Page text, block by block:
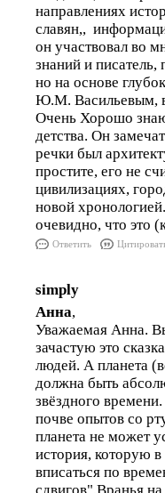
направлениях
славян,,
он участвовал во
знаний и
но на основе
Ю.М. Васильевым,
Очень Хорошо
детства. Он
речки был
простите, его не
цивилизациях,
новой
очевидно, что это
Ответить
simply
Анна,
Уважаемая Анна.
зачастую это
людей. А планета
должна быть
звёздного
почве опытов со
планета не может
история, которую
вписаться по